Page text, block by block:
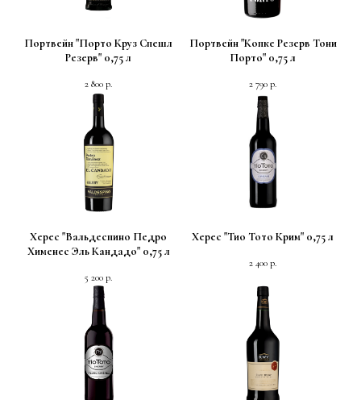
Портвейн "Порто Круз Спешл
Резерв" 0,75 л
2 800 р.
Портвейн "Копке Резерв Тони
Порто" 0,75 л
2 790 р.
Херес "Вальдеспино Педро
Хименес Эль Кандадо" 0,75 л
5 200 р.
Херес "Тио Тото Крим" 0,75 л
2 400 р.